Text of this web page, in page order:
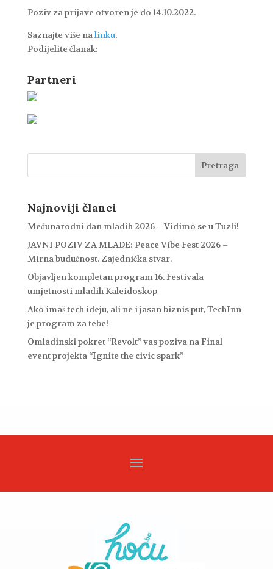
Poziv za prijave otvoren je do 14.10.2022.
Saznajte više nalinku.
Podijelite članak:
Partneri
Najnoviji članci
Međunarodni dan mladih 2026 – Vidimo se u Tuzli!
JAVNI POZIV ZA MLADE: Peace Vibe Fest 2026 –
Mirna budućnost. Zajednička stvar.
Objavljen kompletan program 16. Festivala
umjetnosti mladih Kaleidoskop
Ako imaš tech ideju, ali ne i jasan biznis put, TechInn
je program za tebe!
Omladinski pokret “Revolt” vas poziva na Final
event projekta “Ignite the civic spark”